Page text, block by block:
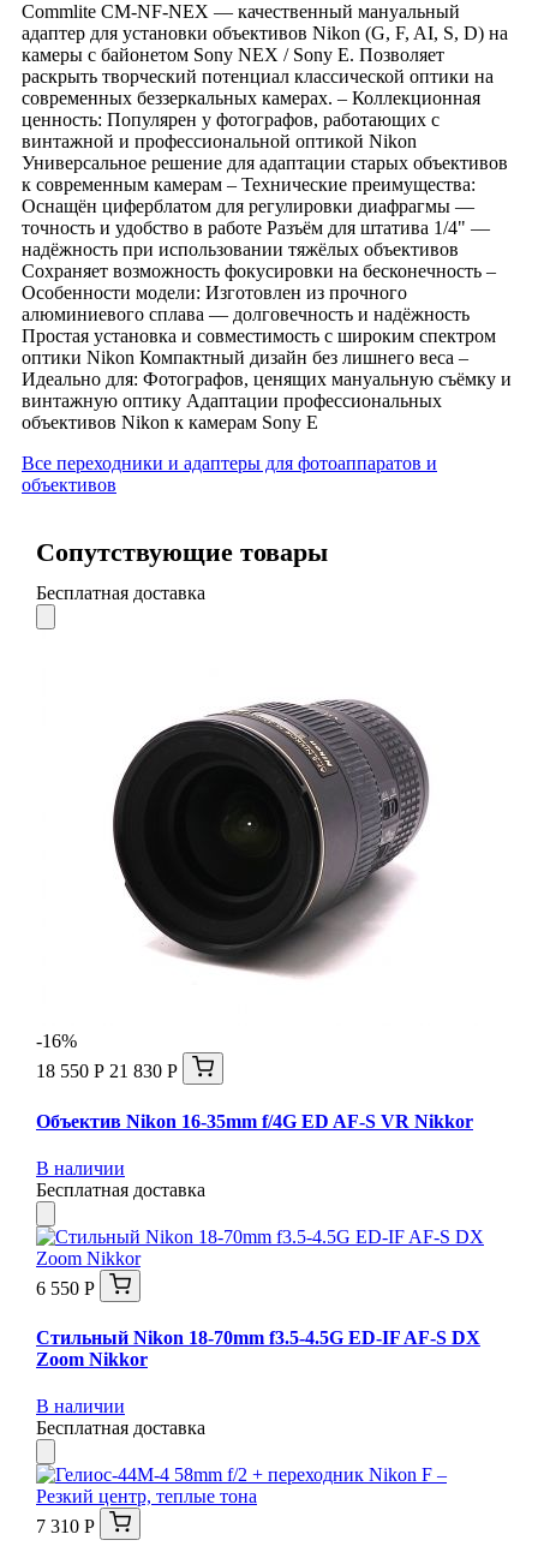
Commlite CM-NF-NEX — качественный мануальный
адаптер для установки объективов Nikon (G, F, AI, S, D) на
камеры с байонетом Sony NEX / Sony E. Позволяет
раскрыть творческий потенциал классической оптики на
современных беззеркальных камерах. – Коллекционная
ценность: Популярен у фотографов, работающих с
винтажной и профессиональной оптикой Nikon
Универсальное решение для адаптации старых объективов
к современным камерам – Технические преимущества:
Оснащён циферблатом для регулировки диафрагмы —
точность и удобство в работе Разъём для штатива 1/4" —
надёжность при использовании тяжёлых объективов
Сохраняет возможность фокусировки на бесконечность –
Особенности модели: Изготовлен из прочного
алюминиевого сплава — долговечность и надёжность
Простая установка и совместимость с широким спектром
оптики Nikon Компактный дизайн без лишнего веса –
Идеально для: Фотографов, ценящих мануальную съёмку и
винтажную оптику Адаптации профессиональных
объективов Nikon к камерам Sony E
Все переходники и адаптеры для фотоаппаратов и
объективов
Сопутствующие товары
Бесплатная доставка
-16%
18 550 Р 21 830 Р
Объектив Nikon 16-35mm f/4G ED AF-S VR Nikkor
В наличии
Бесплатная доставка
6 550 Р
Стильный Nikon 18-70mm f3.5-4.5G ED-IF AF-S DX
Zoom Nikkor
В наличии
Бесплатная доставка
7 310 Р